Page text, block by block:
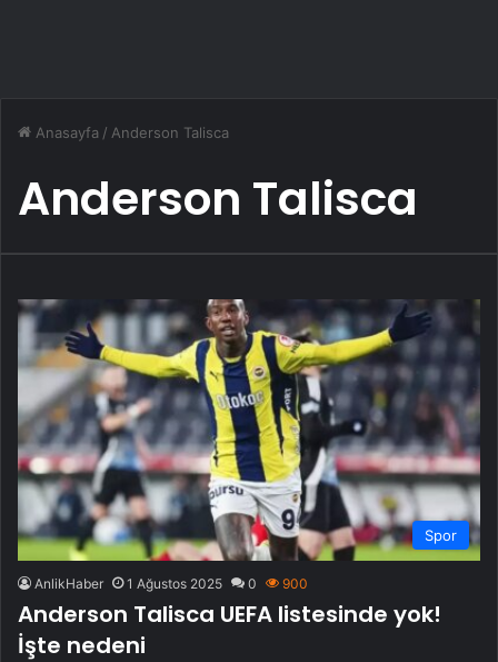
Anasayfa / Anderson Talisca
Anderson Talisca
Spor
AnlikHaber 1 Ağustos 2025 0 900
Anderson Talisca UEFA listesinde yok!
İşte nedeni